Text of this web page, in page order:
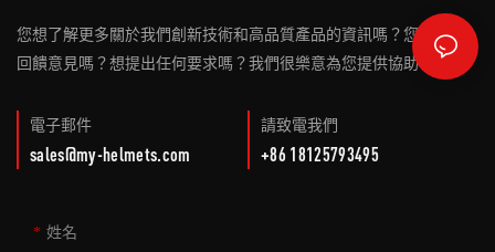
您想了解更多關於我們創新技術和高品質產品的資訊嗎？您有任何
回饋意見嗎？想提出任何要求嗎？我們很樂意為您提供協助！
電子郵件
sales@my-helmets.com
請致電我們
+86 18125793495
姓名